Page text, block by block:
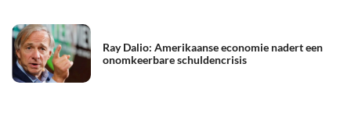
Ray Dalio: Amerikaanse economie nadert een
onomkeerbare schuldencrisis